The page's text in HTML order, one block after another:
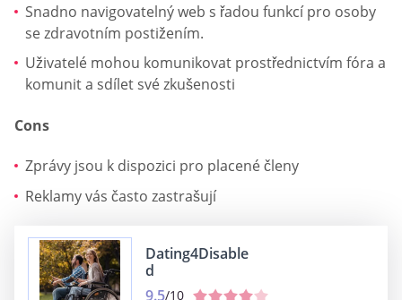
Snadno navigovatelný web s řadou funkcí pro osoby
se zdravotním postižením.
Uživatelé mohou komunikovat prostřednictvím fóra a
komunit a sdílet své zkušenosti
Cons
Zprávy jsou k dispozici pro placené členy
Reklamy vás často zastrašují
Dating4Disable
d
9.5/10